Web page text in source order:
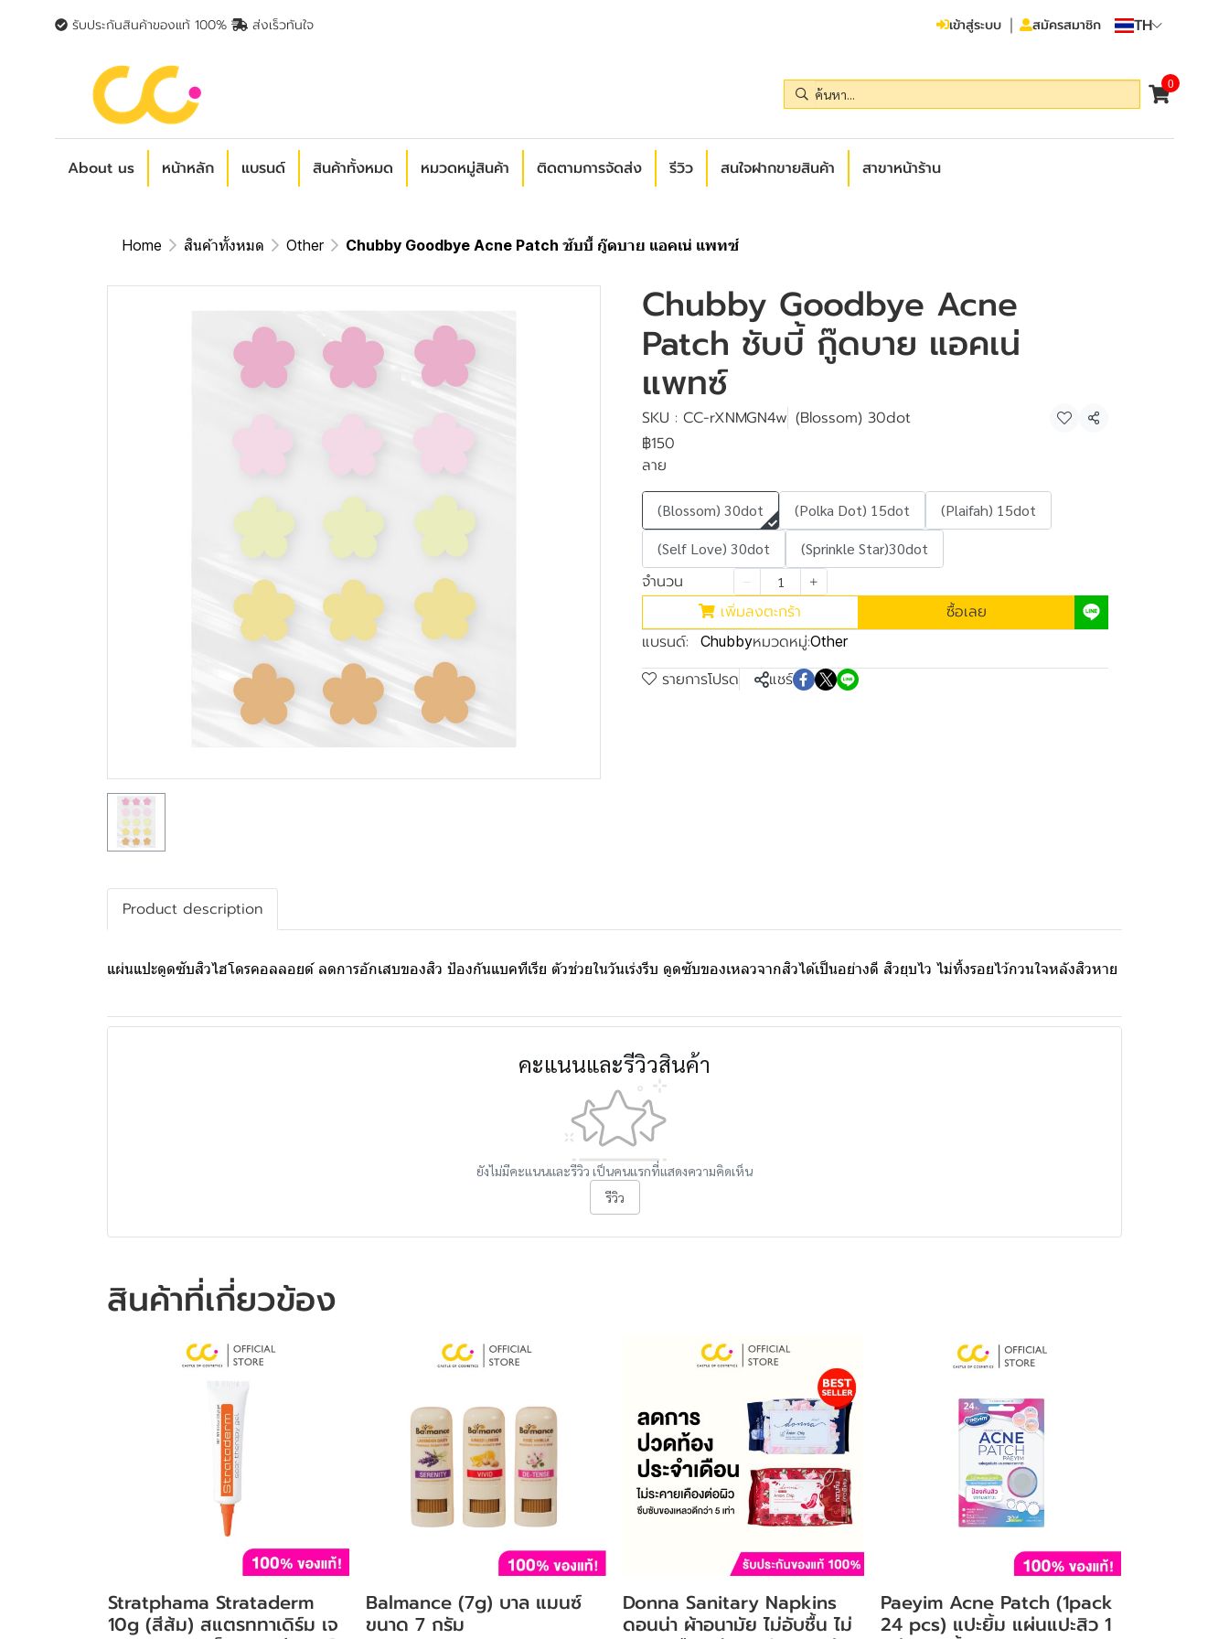
รับประกันสินค้าของแท้ 100% ส่งเร็วทันใจ เข้าสู่ระบบ สมัครสมาชิก TH
0
About us หน้าหลัก แบรนด์ สินค้าทั้งหมด หมวดหมู่สินค้า ติดตามการจัดส่ง รีวิว สนใจฝากขายสินค้า สาขาหน้าร้าน
Home สินค้าทั้งหมด Other Chubby Goodbye Acne Patch ชับบี้ กู๊ดบาย แอคเน่ แพทซ์
Chubby Goodbye Acne
Patch ชับบี้ กู๊ดบาย แอคเน่
แพทซ์
SKU : CC-rXNMGN4w (Blossom) 30dot
แชร์
฿150
ลาย
(Blossom) 30dot (Polka Dot) 15dot
(Plaifah) 15dot
(Self Love) 30dot
(Sprinkle Star)30dot
จำนวน
เพิ่มลงตะกร้า
ซื้อเลย
แบรนด์:
Chubbyหมวดหมู่:Other
รายการโปรด แชร์
Product description
แผ่นแปะดูดซับสิวไฮโดรคอลลอยด์ ลดการอักเสบของสิว ป้องกันแบคทีเรีย ตัวช่วยในวันเร่งรีบ ดูดซับของเหลวจากสิวได้เป็นอย่างดี สิวยุบไว ไม่ทิ้งรอยไว้กวนใจหลังสิวหาย
คะแนนและรีวิวสินค้า
ยังไม่มีคะแนนและรีวิว เป็นคนแรกที่แสดงความคิดเห็น
รีวิว
สินค้าที่เกี่ยวข้อง
Stratphama Strataderm
10g (สีส้ม) สแตรททาเดิร์ม เจ
Balmance (7g) บาล แมนซ์
ขนาด 7 กรัม
Donna Sanitary Napkins
ดอนน่า ผ้าอนามัย ไม่อับชื้น ไม่
Paeyim Acne Patch (1pack
24 pcs) แปะยิ้ม แผ่นแปะสิว 1